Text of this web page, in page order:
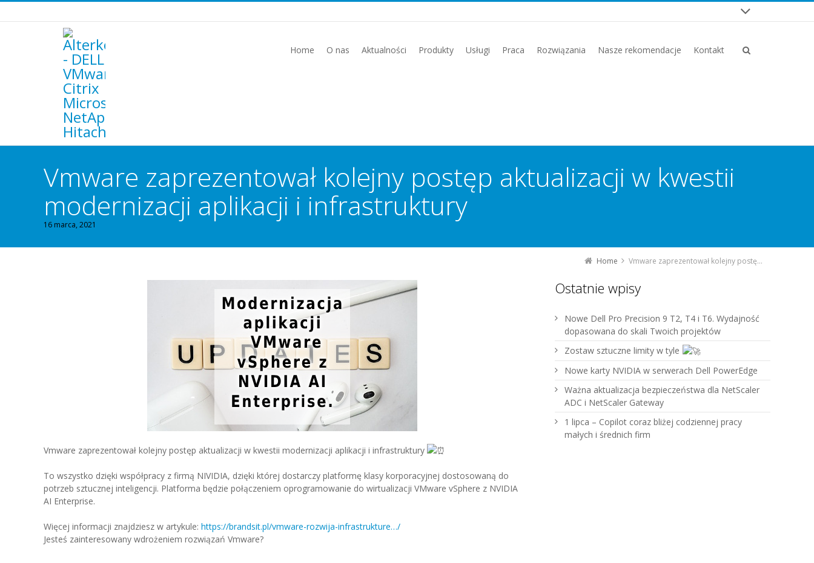
Home O nas Aktualności Produkty Usługi Praca Rozwiązania Nasze rekomendacje Kontakt
Vmware zaprezentował kolejny postęp aktualizacji w kwestii
modernizacji aplikacji i infrastruktury
16 marca, 2021
Home Vmware zaprezentował kolejny postęp aktualizacji w kwestii modernizacji aplikacji i infrastruktury
Vmware zaprezentował kolejny postęp aktualizacji w kwestii modernizacji aplikacji i infrastruktury
To wszystko dzięki współpracy z firmą NIVIDIA, dzięki której dostarczy platformę klasy korporacyjnej dostosowaną do
potrzeb sztucznej inteligencji. Platforma będzie połączeniem oprogramowanie do wirtualizacji VMware vSphere z NVIDIA
AI Enterprise.
Więcej informacji znajdziesz w artykule: https://brandsit.pl/vmware-rozwija-infrastrukture…/
Jesteś zainteresowany wdrożeniem rozwiązań Vmware?
Ostatnie wpisy
Nowe Dell Pro Precision 9 T2, T4 i T6. Wydajność
dopasowana do skali Twoich projektów
Zostaw sztuczne limity w tyle
Nowe karty NVIDIA w serwerach Dell PowerEdge
Ważna aktualizacja bezpieczeństwa dla NetScaler
ADC i NetScaler Gateway
1 lipca – Copilot coraz bliżej codziennej pracy
małych i średnich firm